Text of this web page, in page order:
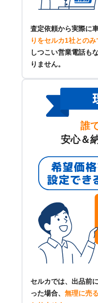
査定依頼から実際に
りをセルカ1社との
しつこい営業電話も
りません。
誰
安心＆
セルカでは、出品前
った場合、 無理に売